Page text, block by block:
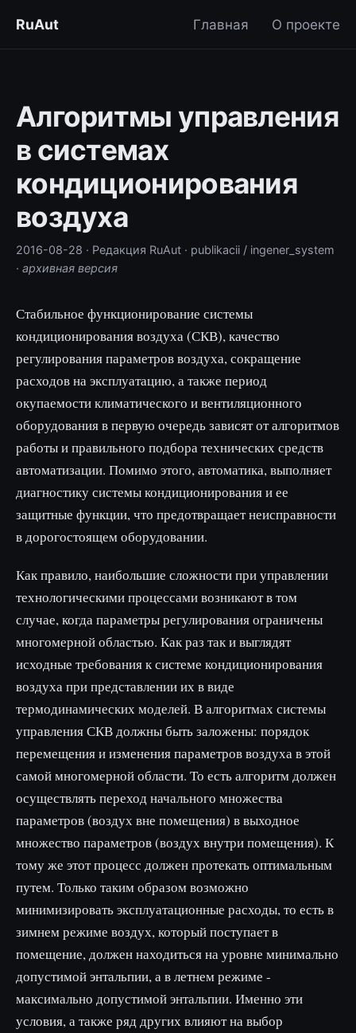
RuAut Главная О проекте
Алгоритмы управления
в системах
кондиционирования
воздуха
2016-08-28 · Редакция RuAut · publikacii / ingener_system
· архивная версия
Стабильное функционирование системы
кондиционирования воздуха (СКВ), качество
регулирования параметров воздуха, сокращение
расходов на эксплуатацию, а также период
окупаемости климатического и вентиляционного
оборудования в первую очередь зависят от алгоритмов
работы и правильного подбора технических средств
автоматизации. Помимо этого, автоматика, выполняет
диагностику системы кондиционирования и ее
защитные функции, что предотвращает неисправности
в дорогостоящем оборудовании.
Как правило, наибольшие сложности при управлении
технологическими процессами возникают в том
случае, когда параметры регулирования ограничены
многомерной областью. Как раз так и выглядят
исходные требования к системе кондиционирования
воздуха при представлении их в виде
термодинамических моделей. В алгоритмах системы
управления СКВ должны быть заложены: порядок
перемещения и изменения параметров воздуха в этой
самой многомерной области. То есть алгоритм должен
осуществлять переход начального множества
параметров (воздух вне помещения) в выходное
множество параметров (воздух внутри помещения). К
тому же этот процесс должен протекать оптимальным
путем. Только таким образом возможно
минимизировать эксплуатационные расходы, то есть в
зимнем режиме воздух, который поступает в
помещение, должен находиться на уровне минимально
допустимой энтальпии, а в летнем режиме -
максимально допустимой энтальпии. Именно эти
условия, а также ряд других влияют на выбор